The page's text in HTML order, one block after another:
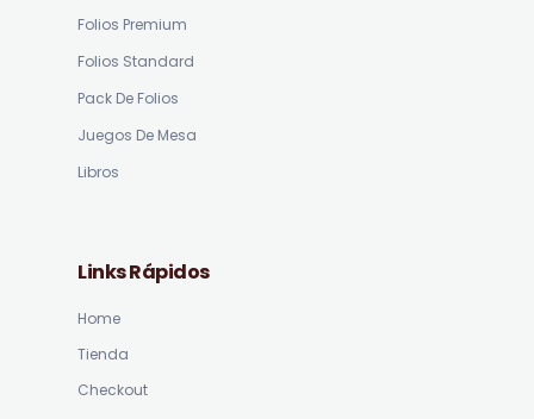
Folios Premium
Folios Standard
Pack De Folios
Juegos De Mesa
Libros
Links Rápidos
Home
Tienda
Checkout